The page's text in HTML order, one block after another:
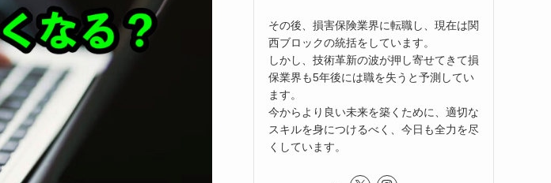
その後、損害保険業界に転職し、現在は関
西ブロックの統括をしています。
しかし、技術革新の波が押し寄せてきて損
保業界も5年後には職を失うと予測してい
ます。
今からより良い未来を築くために、適切な
スキルを身につけるべく、今日も全力を尽
くしています。